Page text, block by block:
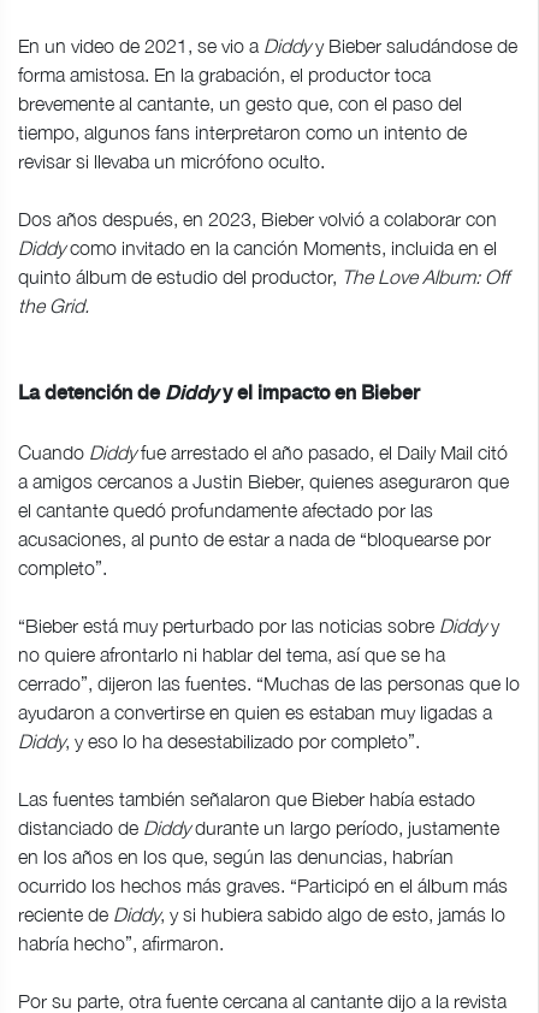
En un video de 2021, se vio a Diddyy Bieber saludándose de
forma amistosa. En la grabación, el productor toca
brevemente al cantante, un gesto que, con el paso del
tiempo, algunos fans interpretaron como un intento de
revisar si llevaba un micrófono oculto.
Dos años después, en 2023, Bieber volvió a colaborar con
Diddycomo invitado en la canción Moments, incluida en el
quinto álbum de estudio del productor, The Love Album: Off
the Grid.
La detención de Diddyy el impacto en Bieber
Cuando Diddyfue arrestado el año pasado, el Daily Mail citó
a amigos cercanos a Justin Bieber, quienes aseguraron que
el cantante quedó profundamente afectado por las
acusaciones, al punto de estar a nada de “bloquearse por
completo”.
“Bieber está muy perturbado por las noticias sobre Diddyy
no quiere afrontarlo ni hablar del tema, así que se ha
cerrado”, dijeron las fuentes. “Muchas de las personas que lo
ayudaron a convertirse en quien es estaban muy ligadas a
Diddy, y eso lo ha desestabilizado por completo”.
Las fuentes también señalaron que Bieber había estado
distanciado de Diddydurante un largo período, justamente
en los años en los que, según las denuncias, habrían
ocurrido los hechos más graves. “Participó en el álbum más
reciente de Diddy, y si hubiera sabido algo de esto, jamás lo
habría hecho”, afirmaron.
Por su parte, otra fuente cercana al cantante dijo a la revista